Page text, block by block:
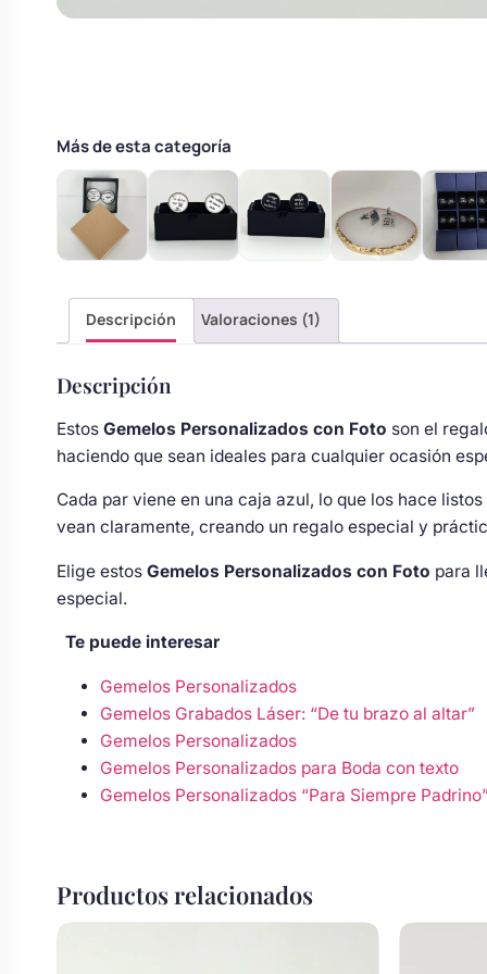
porta alianzas
y pala tarta
damas de honor
bebé boda
floral coche
Perchas de comunión
Detalles de comunión para invitados
Otros regalos
Más de esta categoría
Descripción Valoraciones (1)
Descripción
Estos Gemelos Personalizados con Foto son el
haciendo que sean ideales para cualquier ocasión
Cada par viene en una caja azul, lo que los hace
vean claramente, creando un regalo especial y
Elige estos Gemelos Personalizados con Foto para
especial.
Te puede interesar
Gemelos Personalizados
Gemelos Grabados Láser: “De tu brazo al altar”
Gemelos Personalizados
Gemelos Personalizados para Boda con texto
Gemelos Personalizados “Para Siempre Padrino”
Productos relacionados